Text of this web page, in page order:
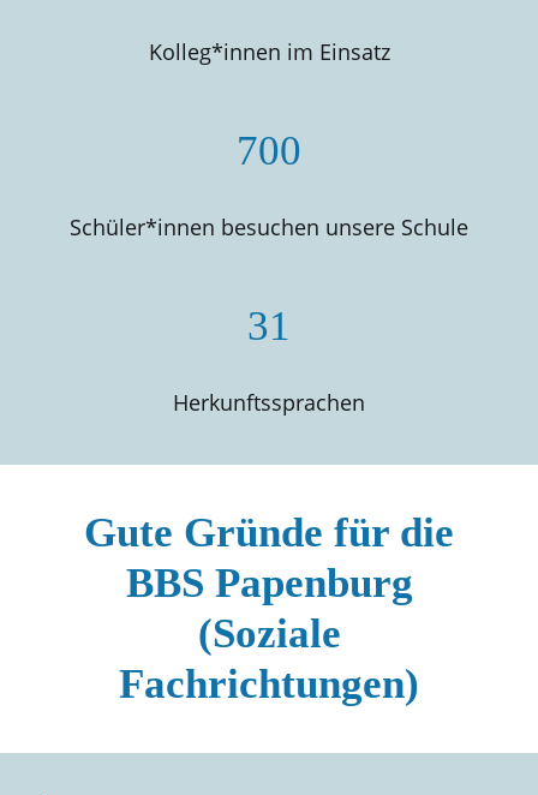
Kolleg*innen im Einsatz
700
Schüler*innen besuchen unsere Schule
31
Herkunftssprachen
Gute Gründe für die
BBS Papenburg
(Soziale
Fachrichtungen)